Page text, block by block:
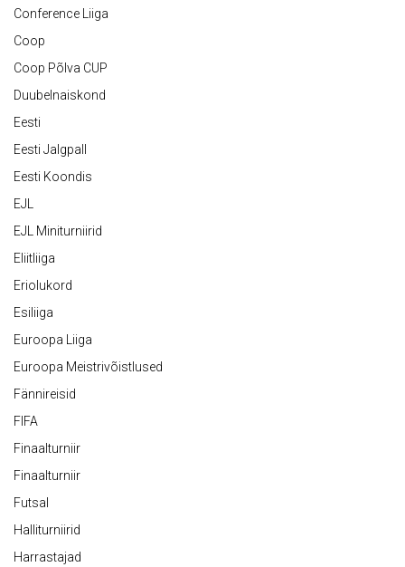
Conference Liiga
Coop
Coop Põlva CUP
Duubelnaiskond
Eesti
Eesti Jalgpall
Eesti Koondis
EJL
EJL Miniturniirid
Eliitliiga
Eriolukord
Esiliiga
Euroopa Liiga
Euroopa Meistrivõistlused
Fännireisid
FIFA
Finaalturniir
Finaalturniir
Futsal
Halliturniirid
Harrastajad